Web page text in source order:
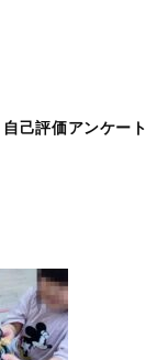
自己評価アンケート